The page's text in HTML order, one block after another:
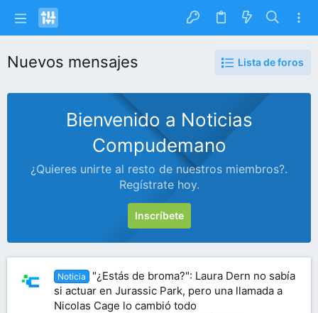
Nuevos mensajes Lista de foros
Bienvenido a Noticias
Compudemano
¿Quieres unirte al resto de nuestros miembros?.
Regístrate hoy.
Inscríbete
Noticia
"¿Estás de broma?": Laura Dern no sabía
si actuar en Jurassic Park, pero una llamada a
Nicolas Cage lo cambió todo